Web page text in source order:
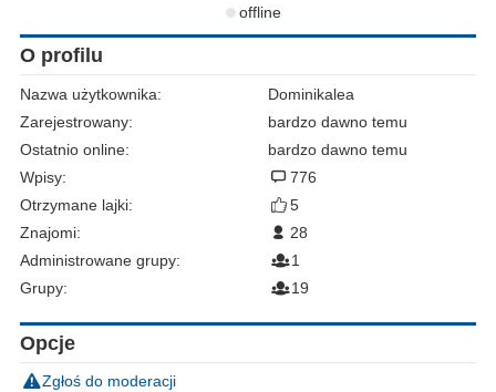
offline
O profilu
Nazwa użytkownika:
Dominikalea
Zarejestrowany:
bardzo dawno temu
Ostatnio online:
bardzo dawno temu
Wpisy:
776
Otrzymane lajki:
5
Znajomi:
28
Administrowane grupy:
1
Grupy:
19
Opcje
Zgłoś do moderacji